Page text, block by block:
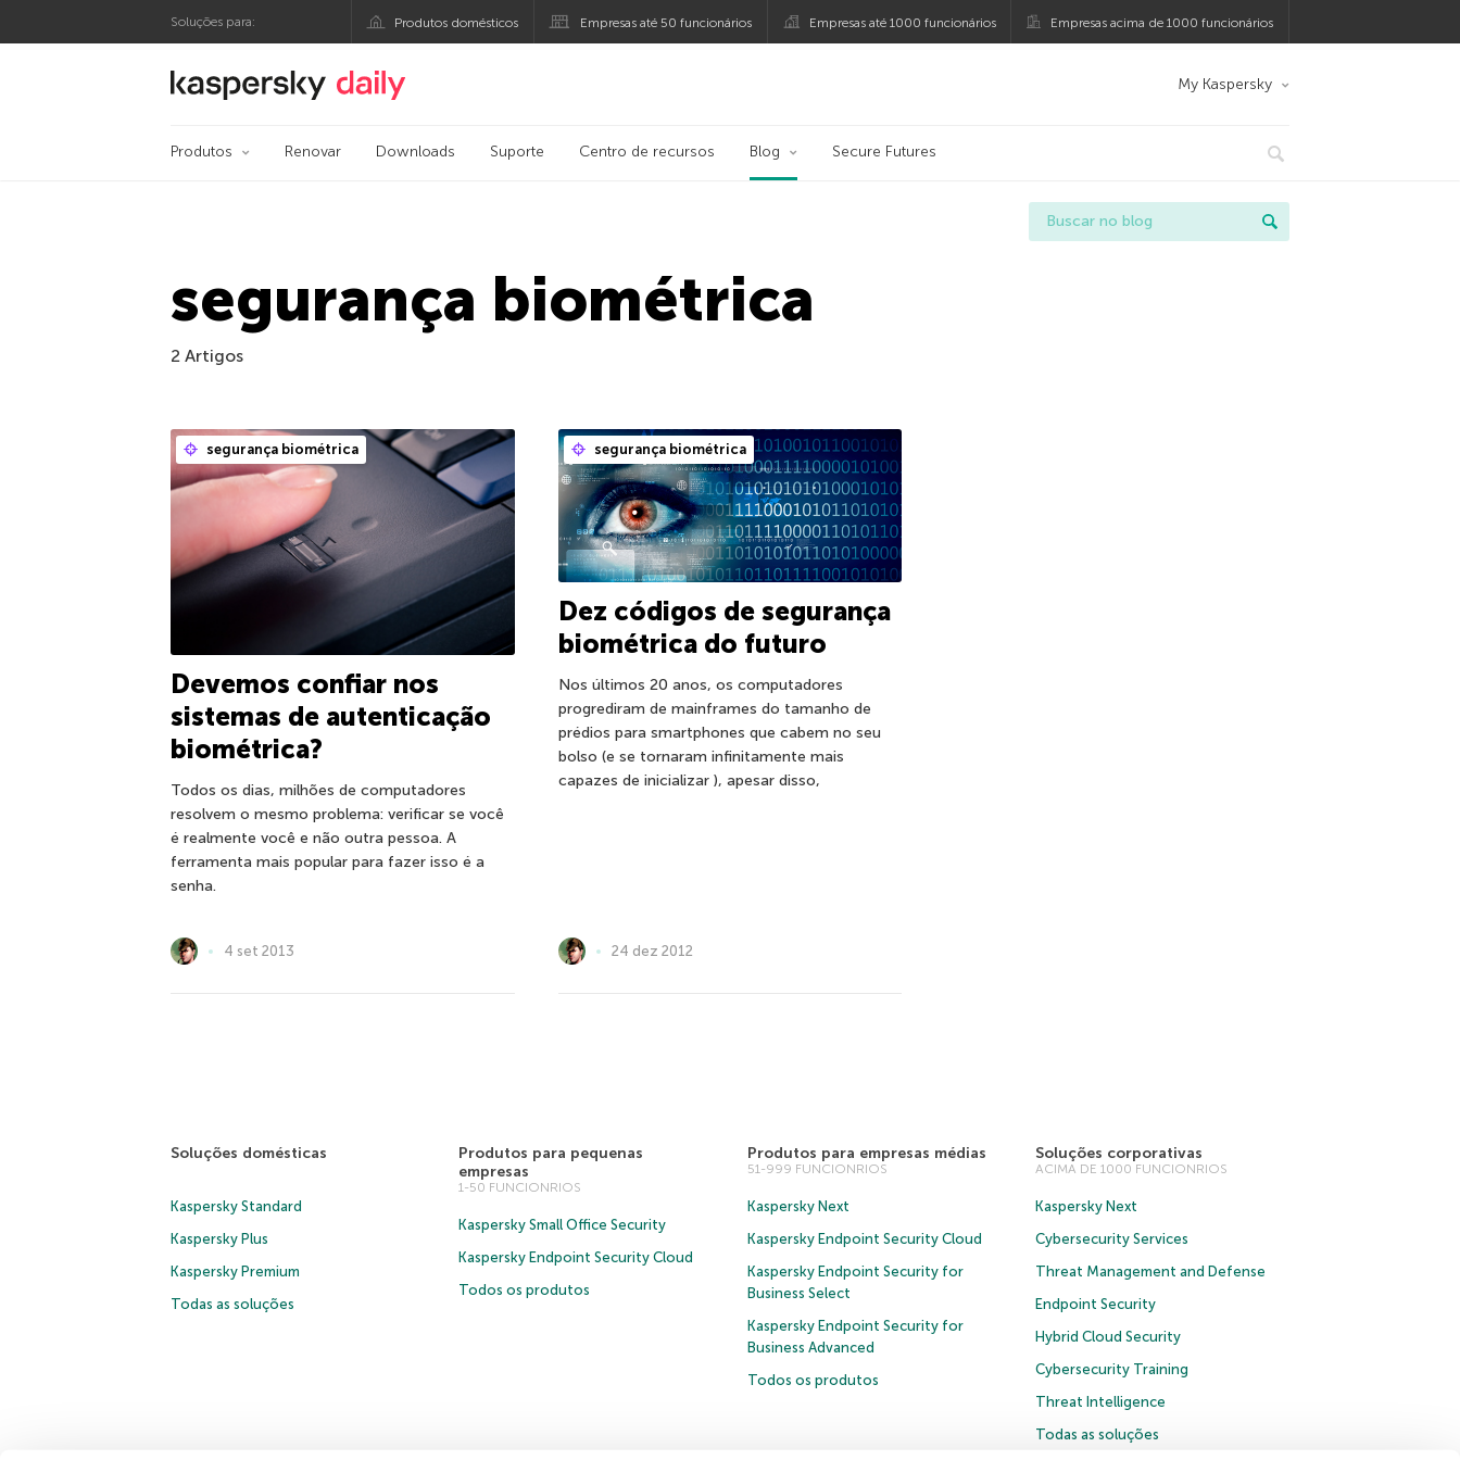
Soluções para: Produtos domésticos Empresas até 50 funcionários Empresas até 1000 funcionários Empresas acima de 1000 funcionários
Blog oficial da Kaspersky My Kaspersky
Produtos Renovar Downloads Suporte Centro de recursos Blog Secure Futures
segurança biométrica
2 Artigos
segurança biométrica
Devemos confiar nos
sistemas de autenticação
biométrica?
Todos os dias, milhões de computadores
resolvem o mesmo problema: verificar se você
é realmente você e não outra pessoa. A
ferramenta mais popular para fazer isso é a
senha.
4 set 2013
segurança biométrica
Dez códigos de segurança
biométrica do futuro
Nos últimos 20 anos, os computadores
progrediram de mainframes do tamanho de
prédios para smartphones que cabem no seu
bolso (e se tornaram infinitamente mais
capazes de inicializar ), apesar disso,
24 dez 2012
Soluções domésticas
Kaspersky Standard
Kaspersky Plus
Kaspersky Premium
Todas as soluções
Produtos para pequenas
empresas
1-50 FUNCIONRIOS
Kaspersky Small Office Security
Kaspersky Endpoint Security Cloud
Todos os produtos
Produtos para empresas médias
51-999 FUNCIONRIOS
Kaspersky Next
Kaspersky Endpoint Security Cloud
Kaspersky Endpoint Security for
Business Select
Kaspersky Endpoint Security for
Business Advanced
Todos os produtos
Soluções corporativas
ACIMA DE 1000 FUNCIONRIOS
Kaspersky Next
Cybersecurity Services
Threat Management and Defense
Endpoint Security
Hybrid Cloud Security
Cybersecurity Training
Threat Intelligence
Todas as soluções